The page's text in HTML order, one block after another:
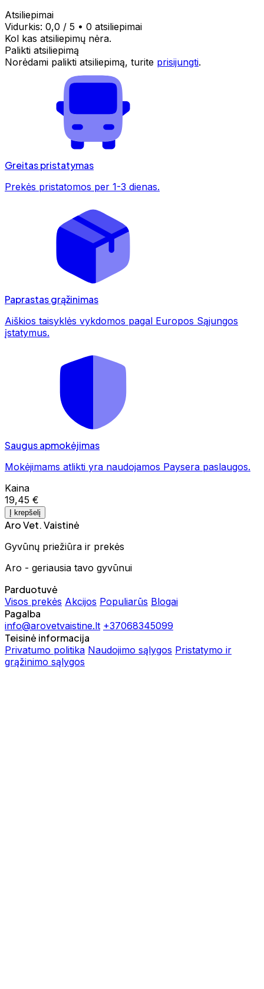
Atsiliepimai
Vidurkis: 0,0 / 5 • 0 atsiliepimai
Kol kas atsiliepimų nėra.
Palikti atsiliepimą
Norėdami palikti atsiliepimą, turite prisijungti.
Greitas pristatymas
Prekės pristatomos per 1-3 dienas.
Paprastas grąžinimas
Aiškios taisyklės vykdomos pagal Europos Sąjungos
įstatymus.
Saugus apmokėjimas
Mokėjimams atlikti yra naudojamos Paysera paslaugos.
Kaina
19,45 €
Į krepšelį
Aro Vet. Vaistinė
Gyvūnų priežiūra ir prekės
Aro - geriausia tavo gyvūnui
Parduotuvė
Visos prekės Akcijos Populiarūs Blogai
Pagalba
info@arovetvaistine.lt +37068345099
Teisinė informacija
Privatumo politika Naudojimo sąlygos Pristatymo ir
grąžinimo sąlygos